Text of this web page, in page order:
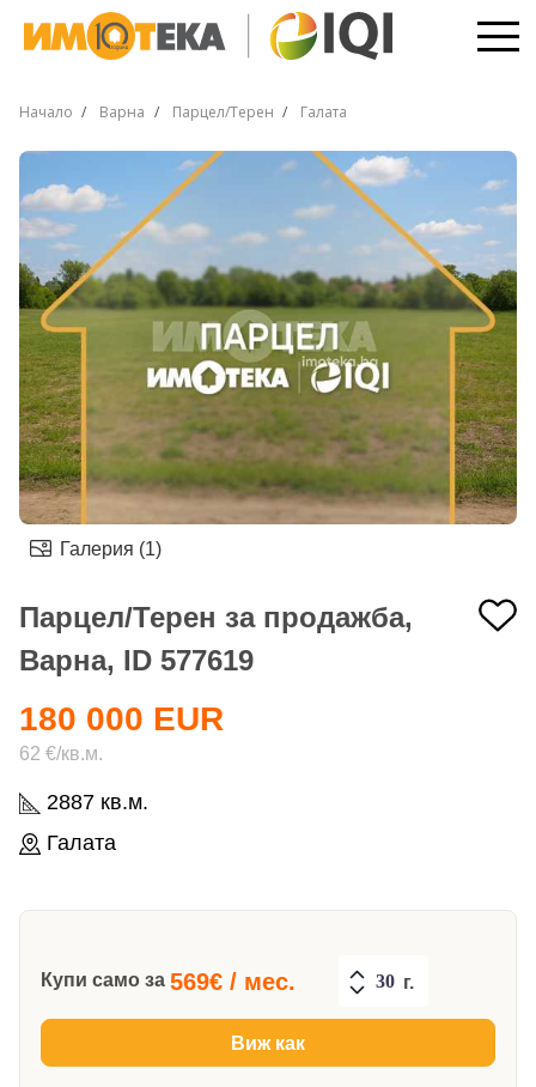
Начало Варна Парцел/Терен Галата
Галерия (1)
Парцел/Терен за продажба,
Варна, ID 577619
2887 кв.м.
Галата
180 000 EUR
62 €/кв.м.
Купи само за 569€ / мес. г.
Виж как